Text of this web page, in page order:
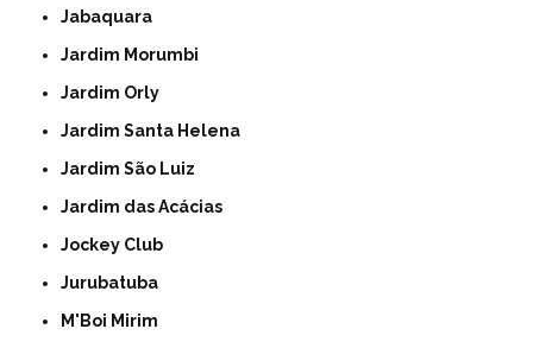
Jabaquara
Jardim Morumbi
Jardim Orly
Jardim Santa Helena
Jardim São Luiz
Jardim das Acácias
Jockey Club
Jurubatuba
M'Boi Mirim